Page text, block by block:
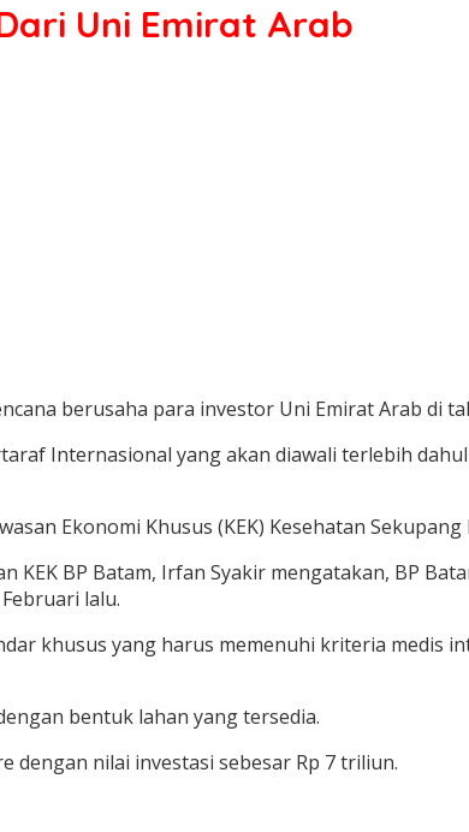
Uni Emirat Arab
berusaha para investor Uni Emirat Arab di
Internasional yang akan diawali terlebih
Ekonomi Khusus (KEK) Kesehatan Sekupang
KEK BP Batam, Irfan Syakir mengatakan, BP
lalu.
khusus yang harus memenuhi kriteria medis
bentuk lahan yang tersedia.
dengan nilai investasi sebesar Rp 7 triliun.